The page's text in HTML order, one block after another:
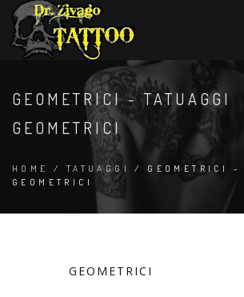
GEOMETRICI - TATUAGGI
GEOMETRICI
HOME / TATUAGGI
/ GEOMETRICI -
GEOMETRICI
GEOMETRICI